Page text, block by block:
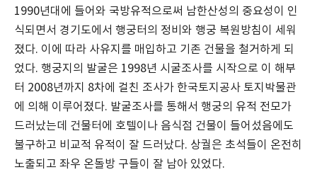
1990년대에 들어와 국방유적으로써 남한산성의 중요성이 인
식되면서 경기도에서 행궁터의 정비와 행궁 복원방침이 세워
졌다. 이에 따라 사유지를 매입하고 기존 건물을 철거하게 되
었다. 행궁지의 발굴은 1998년 시굴조사를 시작으로 이 해부
터 2008년까지 8차에 걸친 조사가 한국토지공사 토지박물관
에 의해 이루어졌다. 발굴조사를 통해서 행궁의 유적 전모가
드러났는데 건물터에 호텔이나 음식점 건물이 들어섰음에도
불구하고 비교적 유적이 잘 드러났다. 상궐은 초석들이 온전히
노출되고 좌우 온돌방 구들이 잘 남아 있었다.